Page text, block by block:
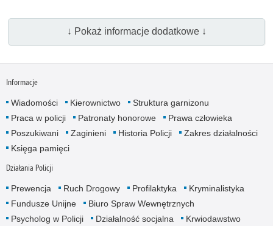
↓ Pokaż informacje dodatkowe ↓
Informacje
Wiadomości Kierownictwo
Struktura garnizonu
Praca w policji
Patronaty honorowe
Prawa człowieka
Poszukiwani
Zaginieni Historia Policji
Zakres działalności
Księga pamięci
Działania Policji
Prewencja Ruch Drogowy Profilaktyka
Kryminalistyka
Fundusze Unijne
Biuro Spraw Wewnętrznych
Psycholog w Policji
Działalność socjalna
Krwiodawstwo